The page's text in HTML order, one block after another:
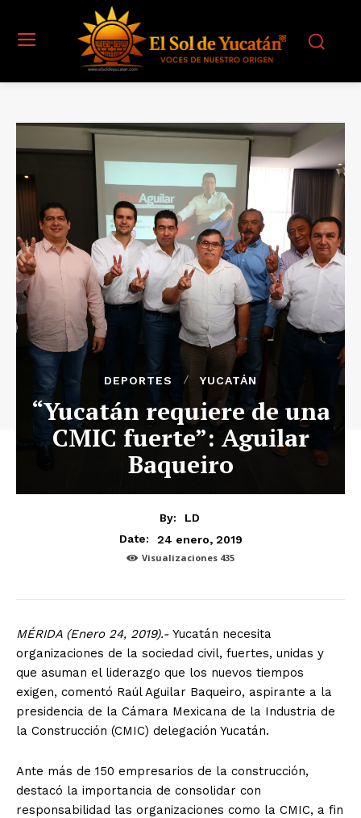
DEPORTES YUCATÁN
“Yucatán requiere de una
CMIC fuerte”: Aguilar
Baqueiro
By:
LD
Date:
24 enero, 2019
Visualizaciones 435
MÉRIDA (Enero 24, 2019).- Yucatán necesita
organizaciones de la sociedad civil, fuertes, unidas y
que asuman el liderazgo que los nuevos tiempos
exigen, comentó Raúl Aguilar Baqueiro, aspirante a la
presidencia de la Cámara Mexicana de la Industria de
la Construcción (CMIC) delegación Yucatán.
Ante más de 150 empresarios de la construcción,
destacó la importancia de consolidar con
responsabilidad las organizaciones como la CMIC, a fin